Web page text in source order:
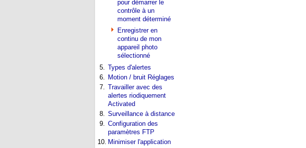
pour démarrer le
contrôle à un
moment déterminé
Enregistrer en
continu de mon
appareil photo
sélectionné
5. Types d'alertes
6. Motion / bruit Réglages
7. Travailler avec des
alertes riodiquement
Activated
8. Surveillance à distance
9. Configuration des
paramètres FTP
10. Minimiser l'application